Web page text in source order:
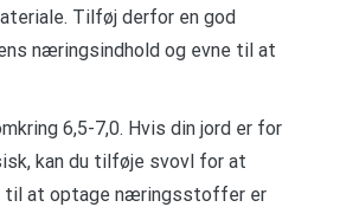
Tilføj derfor en god
næringsindhold og evne til at
6,5-7,0. Hvis din jord er for
kan du tilføje svovl for at
til at optage næringsstoffer er